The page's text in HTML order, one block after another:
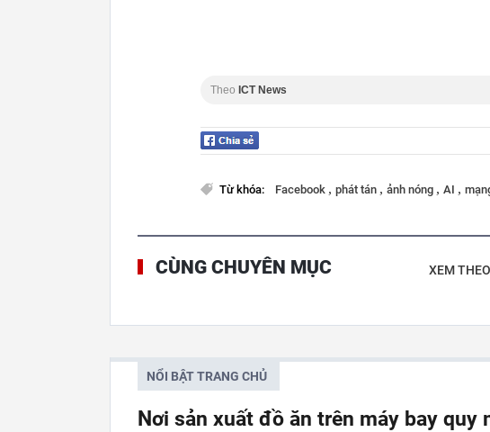
Theo ICT News
Từ khóa: Facebook , phát tán , ảnh nóng , AI ,
CÙNG CHUYÊN MỤC XEM
NỔI BẬT TRANG CHỦ
Nơi sản xuất đồ ăn trên máy bay quy